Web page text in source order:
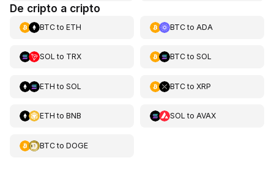
De cripto a cripto
BTCto ETH BTCto ADA
SOL to TRX BTCto SOL
ETH to SOL BTCto XRP
ETH to BNB SOL to AVAX
BTCto DOGE